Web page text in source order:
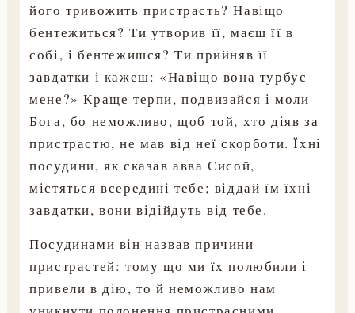
його тривожить пристрасть? Навіщо
бентежиться? Ти утворив її, маєш її в
собі, і бентежишся? Ти прийняв її
завдатки і кажеш: «Навіщо вона турбує
мене?» Краще терпи, подвизайся і моли
Бога, бо неможливо, щоб той, хто діяв за
пристрастю, не мав від неї скорботи. Їхні
посудини, як сказав авва Сисой,
містяться всередині тебе; віддай їм їхні
завдатки, вони відійдуть від тебе.
Посудинами він назвав причини
пристрастей: тому що ми їх полюбили і
привели в дію, то й неможливо нам